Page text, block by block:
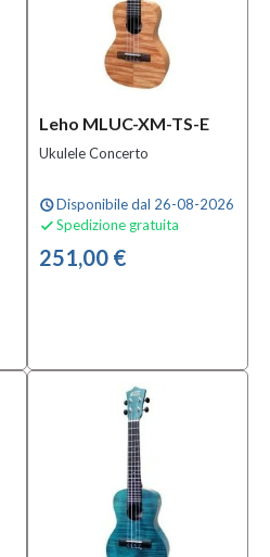
Leho MLUC-XM-TS-E
Ukulele Concerto
scheduleDisponibile dal 26-08-2026
 Spedizione gratuita
251,00 €